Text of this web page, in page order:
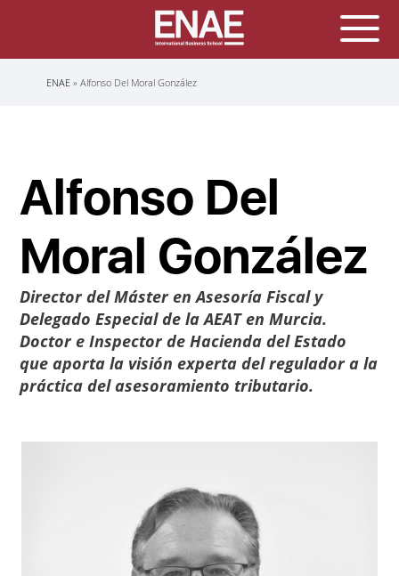
Sobrescribir
ENAE Alfonso Del Moral González
Alfonso Del
Moral González
Director del Máster en Asesoría Fiscal y
Delegado Especial de la AEAT en Murcia.
Doctor e Inspector de Hacienda del Estado
que aporta la visión experta del regulador a la
práctica del asesoramiento tributario.